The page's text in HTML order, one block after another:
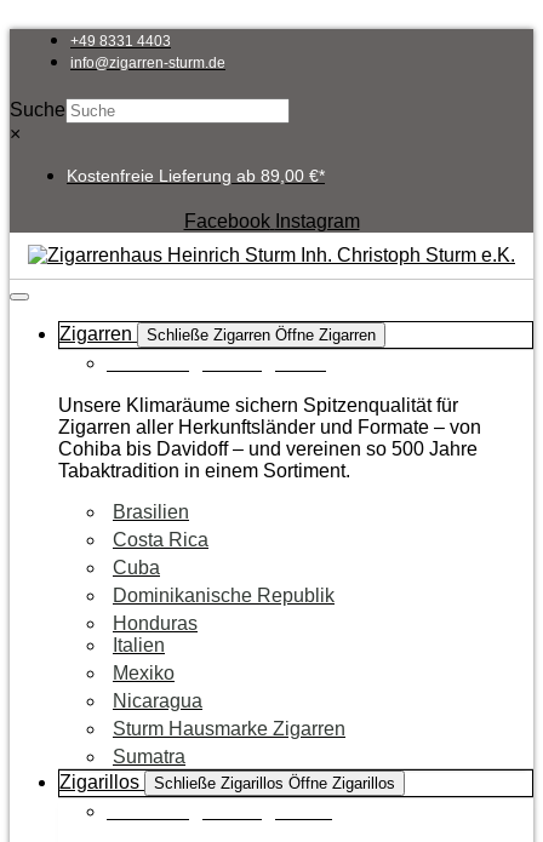
Inhalt
springen
+49 8331 4403
info@zigarren-sturm.de
Suche
×
Kostenfreie Lieferung ab 89,00 €*
Facebook Instagram
Zigarren Schließe Zigarren Öffne Zigarren
Unsere Klimaräume sichern Spitzenqualität für
Zigarren aller Herkunftsländer und Formate – von
Cohiba bis Davidoff – und vereinen so 500 Jahre
Tabaktradition in einem Sortiment.
Brasilien
Costa Rica
Cuba
Dominikanische Republik
Honduras
Italien
Mexiko
Nicaragua
Sturm Hausmarke Zigarren
Sumatra
Zigarillos
Schließe Zigarillos Öffne Zigarillos